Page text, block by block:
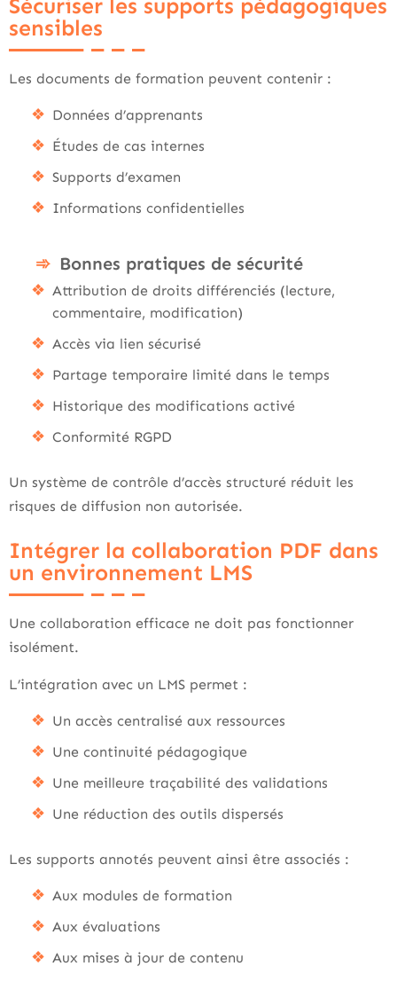
Sécuriser les supports pédagogiques
sensibles
Les documents de formation peuvent contenir :
Données d’apprenants
Études de cas internes
Supports d’examen
Informations confidentielles
Bonnes pratiques de sécurité
Attribution de droits différenciés (lecture,
commentaire, modification)
Accès via lien sécurisé
Partage temporaire limité dans le temps
Historique des modifications activé
Conformité RGPD
Un système de contrôle d’accès structuré réduit les
risques de diffusion non autorisée.
Intégrer la collaboration PDF dans
un environnement LMS
Une collaboration efficace ne doit pas fonctionner
isolément.
L’intégration avec un LMS permet :
Un accès centralisé aux ressources
Une continuité pédagogique
Une meilleure traçabilité des validations
Une réduction des outils dispersés
Les supports annotés peuvent ainsi être associés :
Aux modules de formation
Aux évaluations
Aux mises à jour de contenu